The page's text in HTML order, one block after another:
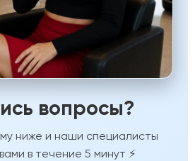
вопросы?
ниже и наши специалисты
в течение 5 минут ⚡